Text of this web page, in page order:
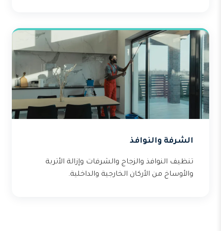
الشرفة والنوافذ
تنظيف النوافذ والزجاج والشرفات وإزالة الأتربة
والأوساخ من الأركان الخارجية والداخلية.